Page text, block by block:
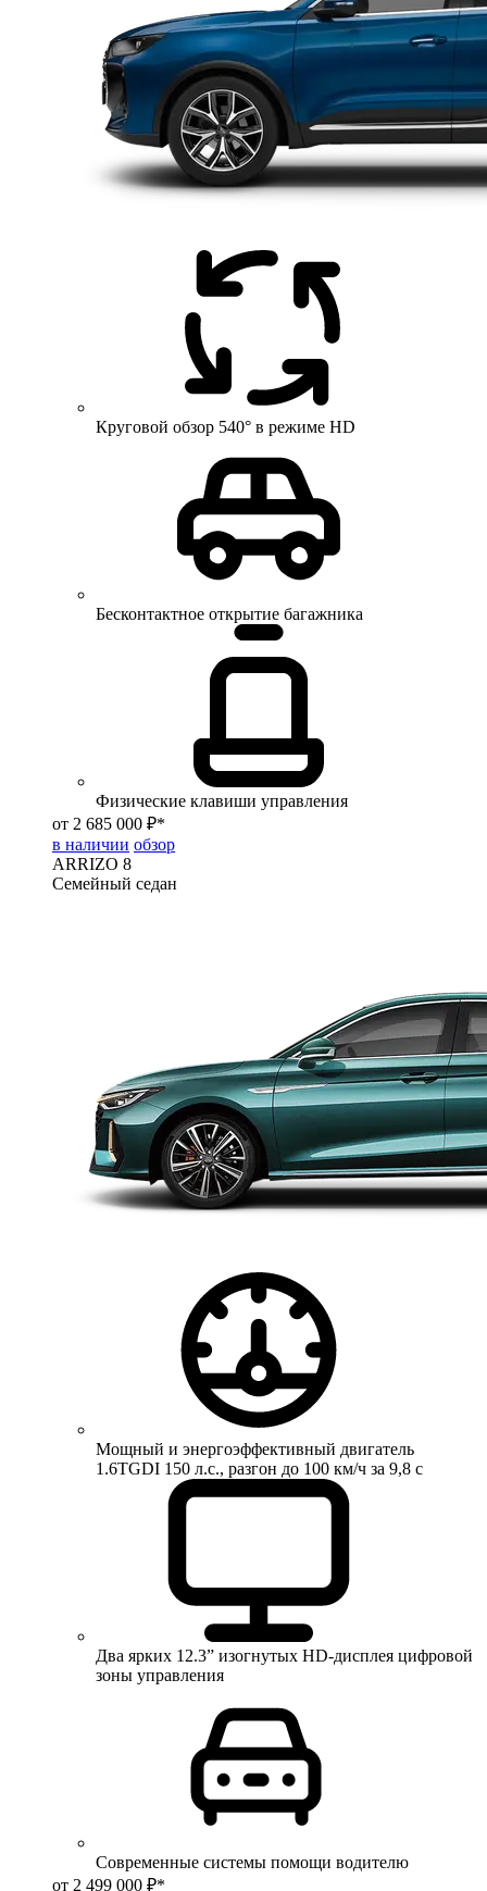
Круговой обзор 540° в режиме HD
Бесконтактное открытие багажника
Физические клавиши управления
от 2 685 000 ₽*
в наличии обзор
ARRIZO 8
Семейный седан
Мощный и энергоэффективный двигатель
1.6TGDI 150 л.с., разгон до 100 км/ч за 9,8 с
Два ярких 12.3” изогнутых HD-дисплея цифровой
зоны управления
Современные системы помощи водителю
от 2 499 000 ₽*